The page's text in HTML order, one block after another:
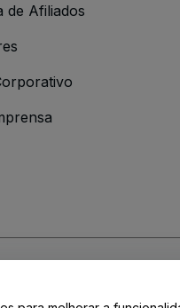
de Afiliados